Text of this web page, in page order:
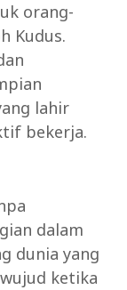
orang-
Kudus.
lahir
bekerja.
dalam
dunia yang
ketika